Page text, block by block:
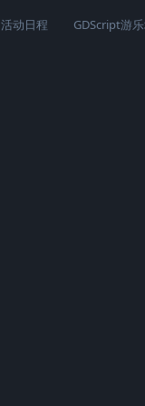
活动日程 GDScript游